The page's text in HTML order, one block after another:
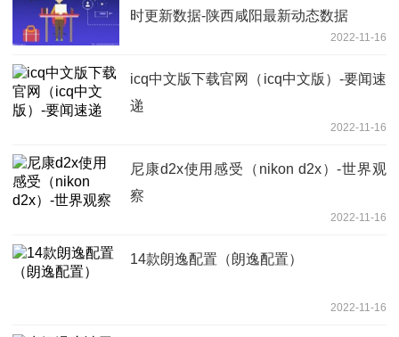
时更新数据-陕西咸阳最新动态数据
2022-11-16
icq中文版下载官网（icq中文版）-要闻速
递
2022-11-16
尼康d2x使用感受（nikon d2x）-世界观
察
2022-11-16
14款朗逸配置（朗逸配置）
2022-11-16